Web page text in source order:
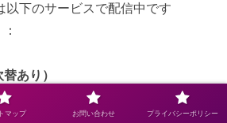
以下のサービスで配信中です
あり）
マップ お問い合わせ プライバシーポリシー